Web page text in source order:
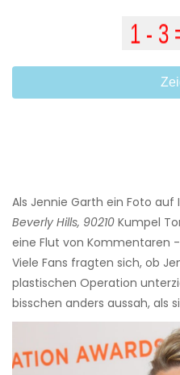
Als Jennie Garth ein Foto
Beverly Hills, 90210 Kumpel
eine Flut von Kommentaren
Viele Fans fragten sich, ob
plastischen Operation
bisschen anders aussah, als